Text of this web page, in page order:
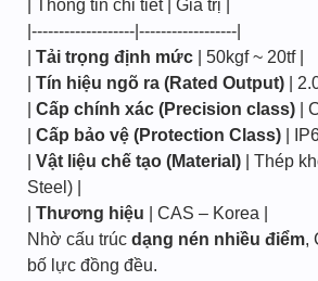
| Thông tin chi tiết | Giá trị |
|-------------------|------------------|
Tải trọng định mức | 50kgf ~ 20tf |
Tín hiệu ngõ ra (Rated Output) |
Cấp chính xác (Precision class) |
Cấp bảo vệ (Protection Class) |
Vật liệu chế tạo (Material) | Thép
Steel) |
Thương hiệu | CAS – Korea |
Nhờ cấu trúc dạng nén nhiều điểm,
bố lực đồng đều.